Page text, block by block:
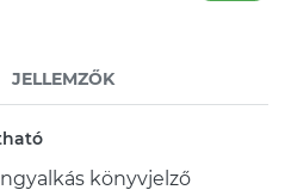
JELLEMZŐK
könyvjelző